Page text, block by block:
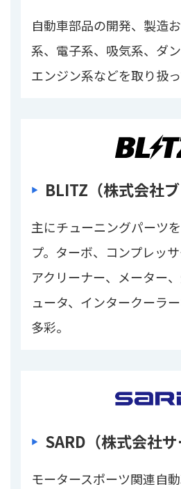
自動車部品の開発、製造
系、電子系、吸気系、ダン
エンジン系などを取り扱っ
BLITZ（株式会社ブ
主にチューニングパーツ
プ。ターボ、コンプレッ
アクリーナー、メーター
ュータ、インタークーラ
多彩。
SARD（株式会社サ
モータースポーツ関連自